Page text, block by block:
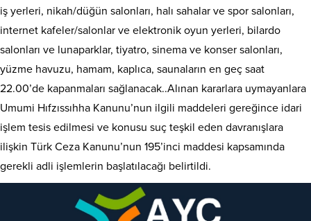
iş yerleri, nikah/düğün salonları, halı sahalar ve spor salonları,
internet kafeler/salonlar ve elektronik oyun yerleri, bilardo
salonları ve lunaparklar, tiyatro, sinema ve konser salonları,
yüzme havuzu, hamam, kaplıca, saunaların en geç saat
22.00’de kapanmaları sağlanacak..Alınan kararlara uymayanlara
Umumi Hıfzıssıhha Kanunu’nun ilgili maddeleri gereğince idari
işlem tesis edilmesi ve konusu suç teşkil eden davranışlara
ilişkin Türk Ceza Kanunu’nun 195’inci maddesi kapsamında
gerekli adli işlemlerin başlatılacağı belirtildi.